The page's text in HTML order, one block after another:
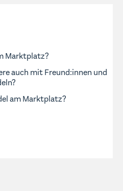
Marktplatz?
auch mit Freund:innen und
am Marktplatz?